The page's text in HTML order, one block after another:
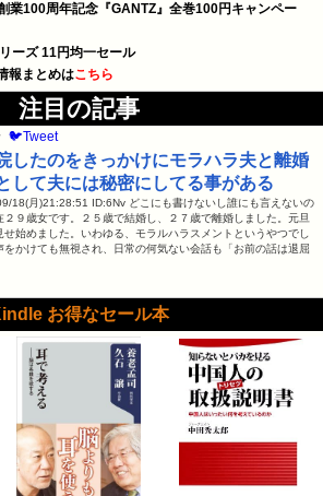
業100周年記念『GANTZ』全巻100円キャンペー
ーズ 11円均一セール
報まとめはこちら
注目の記事
🐦Tweet
したのをきっかけにモラハラ夫と離婚
して夫には秘密にしてる事がある
18(月)21:28:51 ID:6Nv どこにも書けないし誰にも言えないの
９歳女です。２５歳で結婚し、２７歳で離婚しました。元旦
始めました。いわゆる、モラルハラスメントというやつでし
かけても無視され、日常の何気ない会話も「お前の話は退屈
お得なセール本